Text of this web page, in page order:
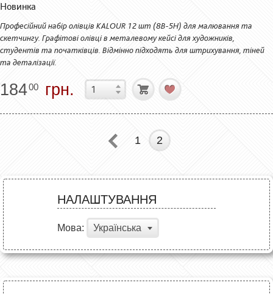
Новинка
Професійний набір олівців KALOUR 12 шт (8B-5H) для малювання та
скетчингу. Графітові олівці в металевому кейсі для художників,
студентів та початківців. Відмінно підходять для штрихування, тіней
та деталізації.
18400 грн.
1 2
НАЛАШТУВАННЯ
Мова: Українська